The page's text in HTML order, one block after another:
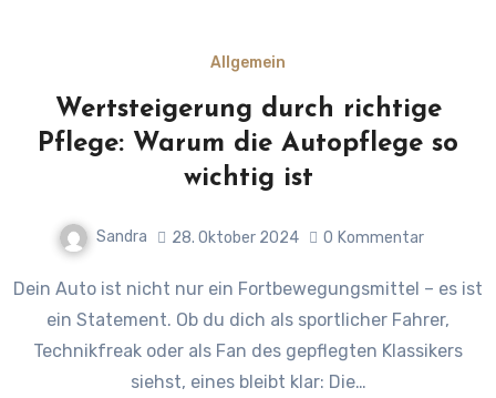
Allgemein
Wertsteigerung durch richtige
Pflege: Warum die Autopflege so
wichtig ist
Sandra 28. Oktober 2024 0 Kommentar
Dein Auto ist nicht nur ein Fortbewegungsmittel – es ist
ein Statement. Ob du dich als sportlicher Fahrer,
Technikfreak oder als Fan des gepflegten Klassikers
siehst, eines bleibt klar: Die…